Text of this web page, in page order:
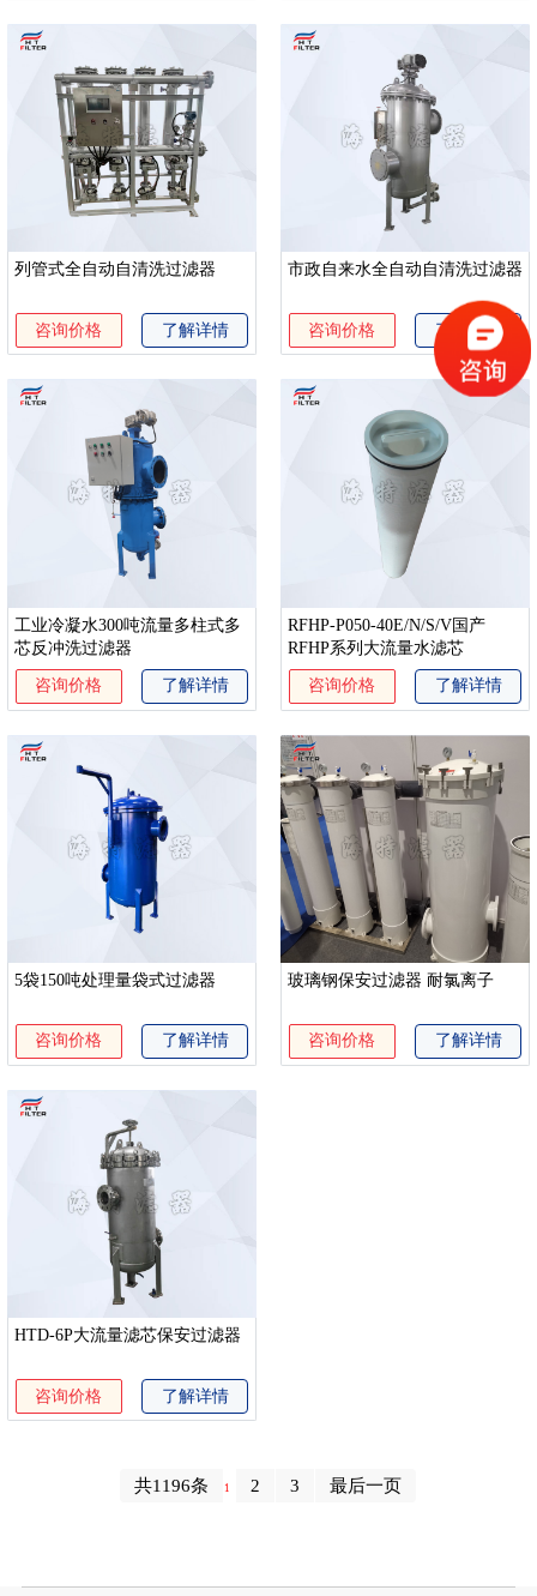
列管式全自动自清洗过滤器
咨询价格 了解详情
市政自来水全自动自清洗过滤器
咨询价格 了解详情
工业冷凝水300吨流量多柱式多
芯反冲洗过滤器
咨询价格 了解详情
RFHP-P050-40E/N/S/V国产
RFHP系列大流量水滤芯
咨询价格 了解详情
5袋150吨处理量袋式过滤器
咨询价格 了解详情
玻璃钢保安过滤器 耐氯离子
咨询价格 了解详情
HTD-6P大流量滤芯保安过滤器
咨询价格 了解详情
共1196条 1 2 3 最后一页